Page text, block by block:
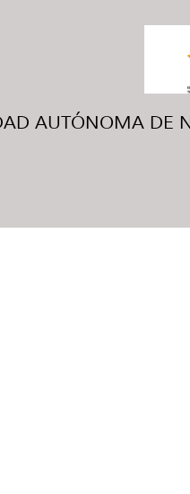
AUTÓNOMA DE